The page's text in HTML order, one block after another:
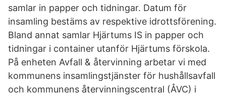
samlar in papper och tidningar. Datum för
insamling bestäms av respektive idrottsförening.
Bland annat samlar Hjärtums IS in papper och
tidningar i container utanför Hjärtums förskola.
På enheten Avfall & återvinning arbetar vi med
kommunens insamlingstjänster för hushållsavfall
och kommunens återvinningscentral (ÅVC) i